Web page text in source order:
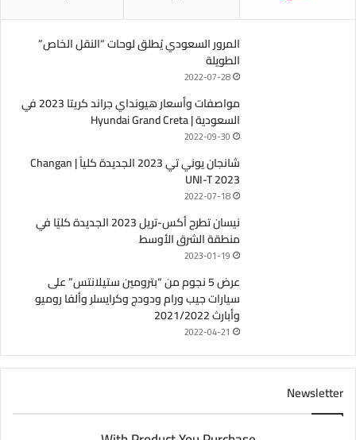
المرور السعودي يُطلق لوحات “النقل الخاص”
الطويلة
2022-07-28
مواصفات وأسعار هيونداي جراند كريتا 2023 في
السعودية | Hyundai Grand Creta
2022-09-30
شانجان يوني تي 2023 الجديدة كلياً | Changan
UNI-T 2023
2022-07-18
نيسان تطرح أكس-تريل 2023 الجديدة كليًا في
منطقة الشرق الأوسط
2023-01-19
عرض 5 نجوم من “بترومين ستيلانتس” على
سيارات جيب ورام ودودج وكرايسلر وألفا روميو
وأبارث 2021/2022
2022-04-21
Newsletter